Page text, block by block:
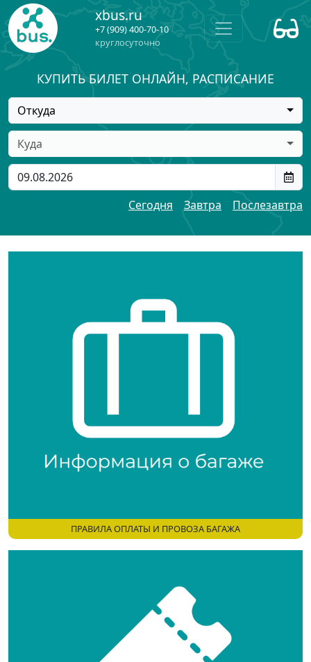
xbus.ru
+7 (909) 400-70-10
круглосуточно
КУПИТЬ БИЛЕТ ОНЛАЙН, РАСПИСАНИЕ
Откуда
Куда
Сегодня Завтра Послезавтра
ПРАВИЛА ОПЛАТЫ И ПРОВОЗА БАГАЖА